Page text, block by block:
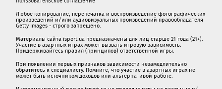
Любое копирование, перепечатка и воспроизведение фотографических
произведений и/или аудиовизуальных произведений правообладателя
Getty Images - строго запрещено.
Материалы сайта isport.ua предназначены для лиц старше 21 года (21+).
Участие в азартных играх может вызвать игровую зависимость.
Придерживайтесь правил (принципов) ответственной игры.
При появлении первых признаков зависимости незамедлительно
обратитесь к специалисту. Помните, что участие в азартных играх не
может быть источником доходов или альтернативой работе.